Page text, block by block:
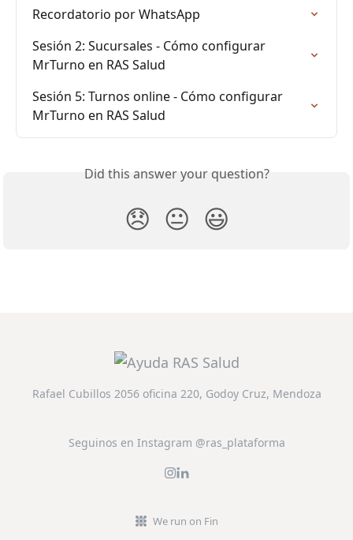
Recordatorio por WhatsApp
Sesión 2: Sucursales - Cómo configurar
MrTurno en RAS Salud
Sesión 5: Turnos online - Cómo configurar
MrTurno en RAS Salud
Did this answer your question?
😞 😐 😃
Rafael Cubillos 2056 oficina 220, Godoy Cruz, Mendoza
Seguinos en Instagram @ras_plataforma
We run on Fin